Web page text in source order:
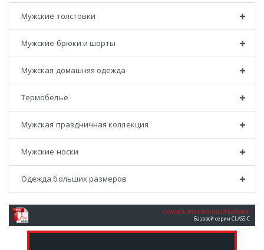
Мужские толстовки
Мужские брюки и шорты
Мужская домашняя одежда
Термобелье
Мужская праздничная коллекция
Мужские носки
Одежда больших размеров
СКАЧАТЬ ЭЛЕКТРОННЫЙ КАТАЛОГ
Базовой серии CLASSIC